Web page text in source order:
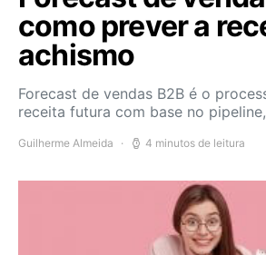
como prever a
achismo
Forecast de vendas B2B é o
receita futura com base no
Guilherme Almeida 4 minutos de leitura